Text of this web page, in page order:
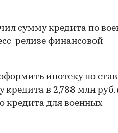
сумму кредита по
релизе финансовой
ипотеку по
в 2,788 млн руб.
кредита для военных